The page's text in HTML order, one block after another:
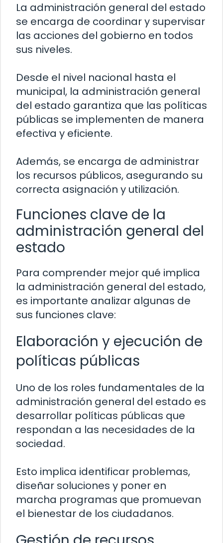
La administración general del estado
se encarga de coordinar y supervisar
las acciones del gobierno en todos
sus niveles.
Desde el nivel nacional hasta el
municipal, la administración general
del estado garantiza que las políticas
públicas se implementen de manera
efectiva y eficiente.
Además, se encarga de administrar
los recursos públicos, asegurando su
correcta asignación y utilización.
Funciones clave de la
administración general del
estado
Para comprender mejor qué implica
la administración general del estado,
es importante analizar algunas de
sus funciones clave:
Elaboración y ejecución de
políticas públicas
Uno de los roles fundamentales de la
administración general del estado es
desarrollar políticas públicas que
respondan a las necesidades de la
sociedad.
Esto implica identificar problemas,
diseñar soluciones y poner en
marcha programas que promuevan
el bienestar de los ciudadanos.